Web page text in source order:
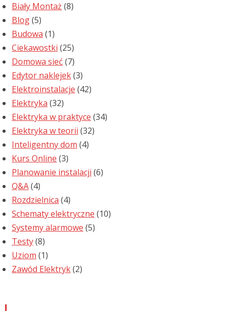
Biały Montaż (8)
Blog(5)
Budowa (1)
Ciekawostki (25)
Domowa sieć (7)
Edytor naklejek(3)
Elektroinstalacje (42)
Elektryka (32)
Elektryka w praktyce (34)
Elektryka w teorii (32)
Inteligentny dom (4)
Kurs Online (3)
Planowanie instalacji (6)
Q&A(4)
Rozdzielnica (4)
Schematy elektryczne (10)
Systemy alarmowe (5)
Testy(8)
Uziom (1)
Zawód Elektryk(2)